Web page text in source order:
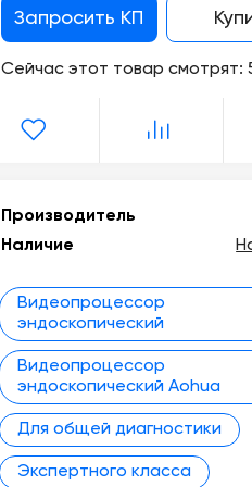
Запросить КП
Сейчас этот товар смотрят:
Производитель
Наличие
Видеопроцессор
эндоскопический
Видеопроцессор
эндоскопический Aohua
Для общей диагностики
Экспертного класса